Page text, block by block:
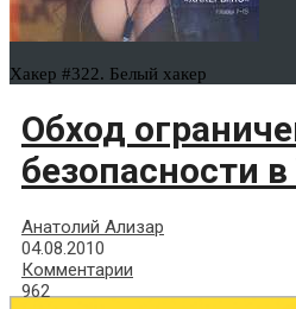
Хакер #322. Белый хакер
Обход
безопасности
Анатолий Ализар
04.08.2010
Комментарии
962